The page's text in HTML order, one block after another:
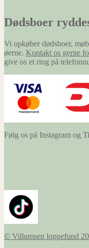
Dødsboer
Vi opkøber dødsboer,
øerne. Kontakt os gerne
give os et ring på
Følg os på Instagram og
© Villumsen loppefund